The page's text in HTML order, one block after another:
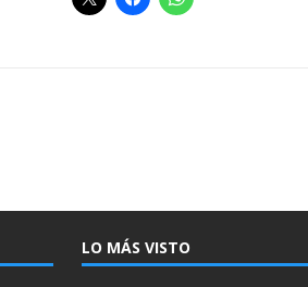
LO MÁS VISTO